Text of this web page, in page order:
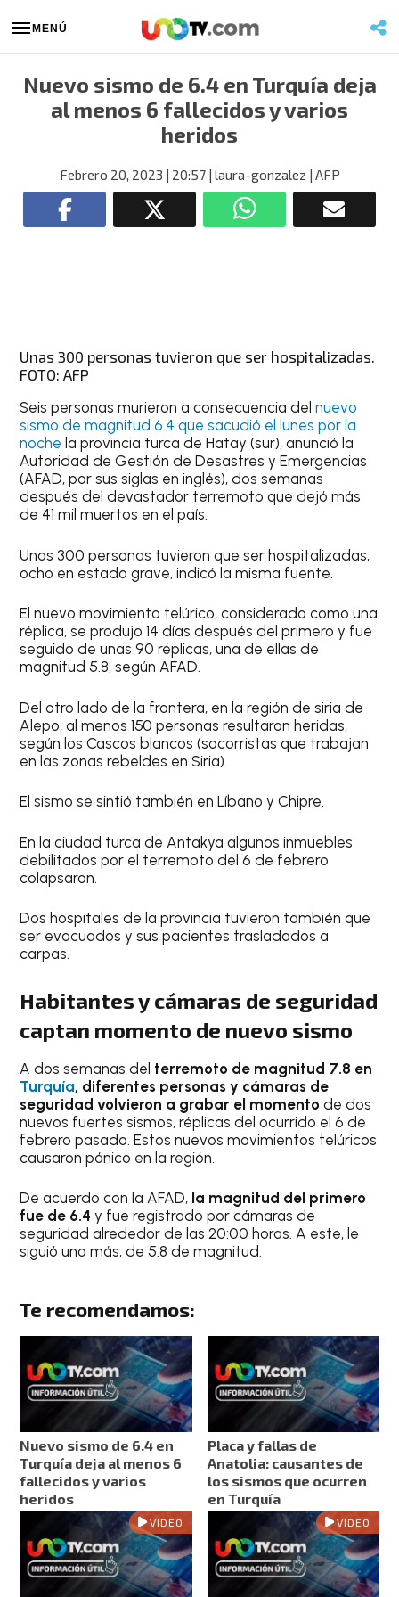
MENÚ
Nuevo sismo de 6.4 en Turquía deja
al menos 6 fallecidos y varios
heridos
Febrero 20, 2023 | 20:57| laura-gonzalez | AFP
Unas 300 personas tuvieron que ser hospitalizadas.
FOTO: AFP
Seis personas murieron a consecuencia delnuevo
sismo de magnitud 6.4 que sacudió el lunes por la
noche la provincia turca de Hatay (sur), anunció la
Autoridad de Gestión de Desastres y Emergencias
(AFAD, por sus siglas en inglés), dos semanas
después del devastador terremoto que dejó más
de 41 mil muertos en el país.
Unas 300 personas tuvieron que ser hospitalizadas,
ocho en estado grave, indicó la misma fuente.
El nuevo movimiento telúrico, considerado como una
réplica, se produjo 14 días después del primero y fue
seguido de unas 90 réplicas, una de ellas de
magnitud 5.8, según AFAD.
Del otro lado de la frontera, en la región de siria de
Alepo, al menos 150 personas resultaron heridas,
según los Cascos blancos (socorristas que trabajan
en las zonas rebeldes en Siria).
El sismo se sintió también en Líbano y Chipre.
En la ciudad turca de Antakya algunos inmuebles
debilitados por el terremoto del 6 de febrero
colapsaron.
Dos hospitales de la provincia tuvieron también que
ser evacuados y sus pacientes trasladados a
carpas.
Habitantes y cámaras de seguridad
captan momento de nuevo sismo
A dos semanas del terremoto de magnitud 7.8 en
Turquía, diferentes personas y cámaras de
seguridad volvieron a grabar el momento de dos
nuevos fuertes sismos, réplicas del ocurrido el 6 de
febrero pasado. Estos nuevos movimientos telúricos
causaron pánico en la región.
De acuerdo con la AFAD, la magnitud del primero
fue de 6.4 y fue registrado por cámaras de
seguridad alrededor de las 20:00 horas. A este, le
siguió uno más, de 5.8 de magnitud.
Te recomendamos:
Nuevo sismo de 6.4 en
Turquía deja al menos 6
fallecidos y varios
heridos
Placa y fallas de
Anatolia: causantes de
los sismos que ocurren
en Turquía
VIDEO VIDEO